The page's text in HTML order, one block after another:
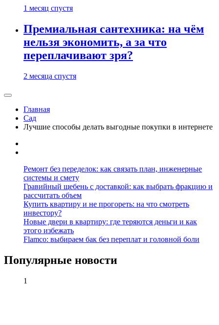
1 месяц спустя
Премиальная сантехника: на чём
нельзя экономить, а за что
переплачивают зря?
2 месяца спустя
Главная
Сад
Лучшие способы делать выгодные покупки в интернете
Ремонт без переделок: как связать план, инженерные
системы и смету
Гравийный щебень с доставкой: как выбрать фракцию и
рассчитать объем
Купить квартиру и не прогореть: на что смотреть
инвестору?
Новые двери в квартиру: где теряются деньги и как
этого избежать
Flamco: выбираем бак без переплат и головной боли
Популярные новости
1